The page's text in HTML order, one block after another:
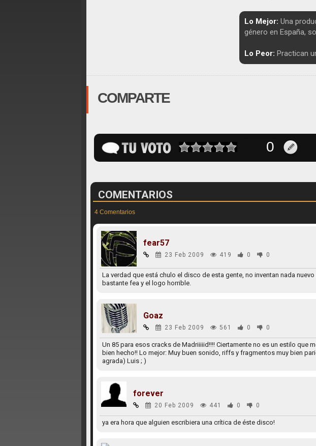
Lo Mejor: Una
género en España,
Lo Peor: Practican
COMPARTE
COMENTARIOS
4 Comentarios
fear57
23 Feb 2009 419 0 0
La verdad que está chulo el disco de esta gente, no inventan nada
bastante fea y el logo horrible.
Goaz
23 Feb 2009 561 0 0
Un 85 para esos cracks de Madriiiiid!!!! Ciertamente no es un estilo que
bien hecho!! Lo mejor: Muy buen sonido, riffs y fragmentos muy bien
agrada) Luis ; )
forever
20 Feb 2009 441 0 0
ya era hora que alguien escribiera una crítica de éste disco!